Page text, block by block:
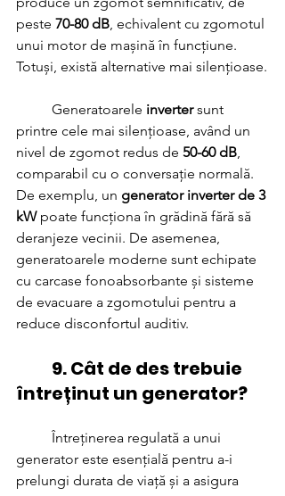
peste 70-80 dB , echivalent cu zgomotul
unui motor de mașină în funcțiune.
Totuși, există alternative mai silențioase.
	Generatoarele
inverter sunt
printre cele mai silențioase, având un
nivel de zgomot redus de 50-60 dB
comparabil cu o conversație normală.
De exemplu, un generator inverter de 3
kW poate funcționa în grădină fără să
deranjeze vecinii. De asemenea,
generatoarele moderne sunt echipate
cu carcase fonoabsorbante și sisteme
de evacuare a zgomotului pentru a
reduce disconfortul auditiv.
întreținut un generator?
generator este esențială pentru a-i
prelungi durata de viață și a asigura